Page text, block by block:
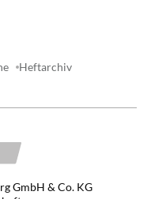
Heftarchiv
GmbH & Co. KG